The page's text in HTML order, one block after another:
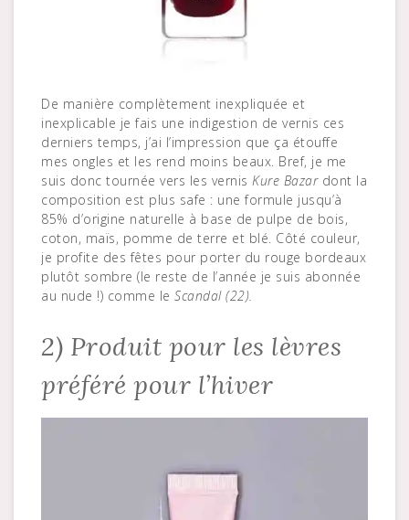
De manière complètement inexpliquée et
inexplicable je fais une indigestion de vernis ces
derniers temps, j’ai l’impression que ça étouffe
mes ongles et les rend moins beaux. Bref, je me
suis donc tournée vers les vernis Kure Bazar dont la
composition est plus safe : une formule jusqu’à
85% d’origine naturelle à base de pulpe de bois,
coton, maïs, pomme de terre et blé. Côté couleur,
je profite des fêtes pour porter du rouge bordeaux
plutôt sombre (le reste de l’année je suis abonnée
au nude !) comme le Scandal (22).
2) Produit pour les lèvres
préféré pour l’hiver